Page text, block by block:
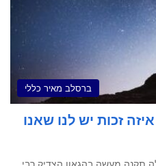
ברסלב מאיר כללי
זכות יש לנו שאנו